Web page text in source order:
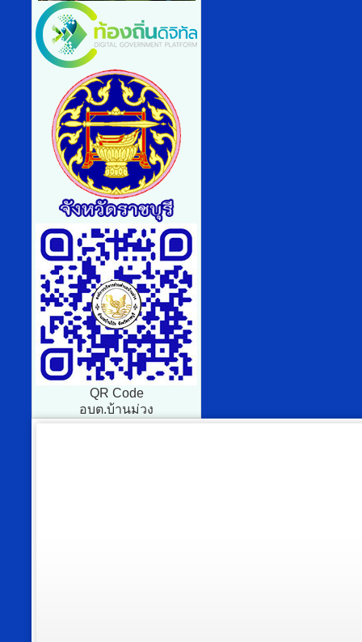
QR Code
อบต.บ้านม่วง